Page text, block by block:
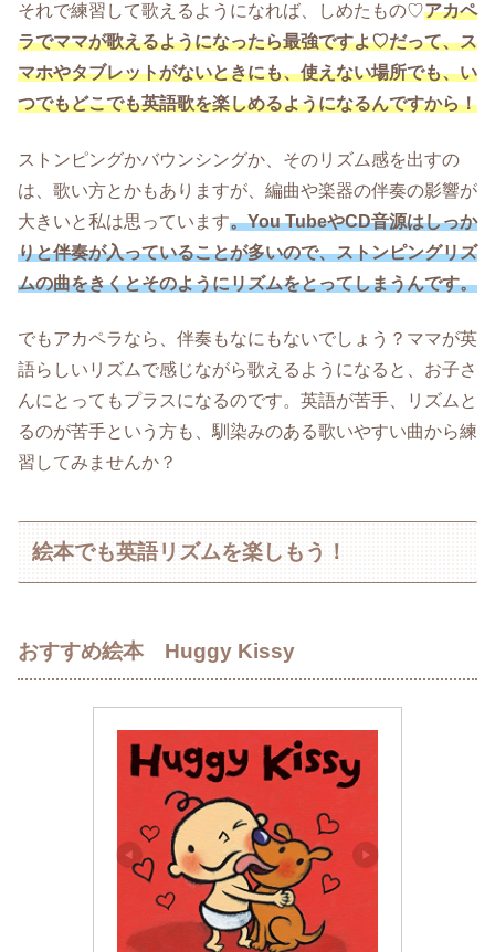
それで練習して歌えるようになれば、しめたもの♡アカペ
ラでママが歌えるようになったら最強ですよ♡だって、ス
マホやタブレットがないときにも、使えない場所でも、い
つでもどこでも英語歌を楽しめるようになるんですから！
ストンピングかバウンシングか、そのリズム感を出すの
は、歌い方とかもありますが、編曲や楽器の伴奏の影響が
大きいと私は思っています。You TubeやCD音源はしっか
りと伴奏が入っていることが多いので、ストンピングリズ
ムの曲をきくとそのようにリズムをとってしまうんです。
でもアカペラなら、伴奏もなにもないでしょう？ママが英
語らしいリズムで感じながら歌えるようになると、お子さ
んにとってもプラスになるのです。英語が苦手、リズムと
るのが苦手という方も、馴染みのある歌いやすい曲から練
習してみませんか？
絵本でも英語リズムを楽しもう！
おすすめ絵本 Huggy Kissy